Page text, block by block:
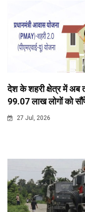
देश के शहरी क्षेत्र में अब
99.07 लाख लोगों को
27 Jul, 2026